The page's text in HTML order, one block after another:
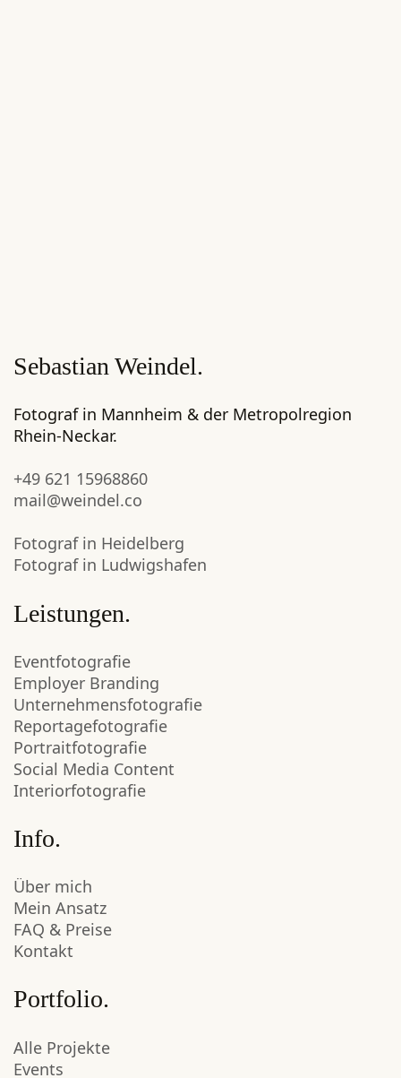
Sebastian Weindel.
Fotograf in Mannheim & der Metropolregion
Rhein-Neckar.
+49 621 15968860
mail@weindel.co
Fotograf in Heidelberg
Fotograf in Ludwigshafen
Leistungen.
Eventfotografie
Employer Branding
Unternehmensfotografie
Reportagefotografie
Portraitfotografie
Social Media Content
Interiorfotografie
Info.
Über mich
Mein Ansatz
FAQ & Preise
Kontakt
Portfolio.
Alle Projekte
Events